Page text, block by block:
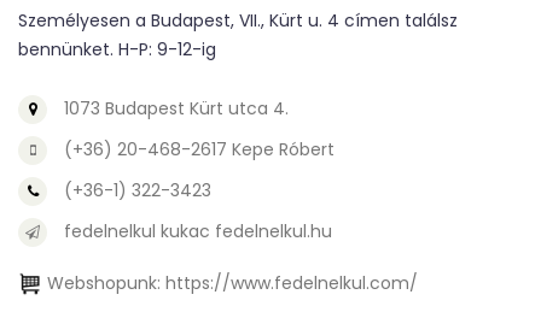
Személyesen a Budapest, VII., Kürt u. 4 címen találsz
bennünket. H-P: 9-12-ig
1073 Budapest Kürt utca 4.
(+36) 20-468-2617 Kepe Róbert
(+36-1) 322-3423
fedelnelkul kukac fedelnelkul.hu
Webshopunk: https://www.fedelnelkul.com/